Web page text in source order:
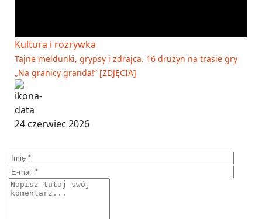
Kultura i rozrywka
Tajne meldunki, grypsy i zdrajca. 16 drużyn na trasie gry
„Na granicy granda!” [ZDJĘCIA]
24 czerwiec 2026